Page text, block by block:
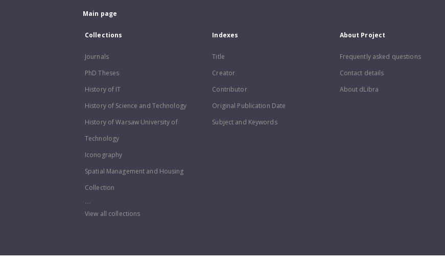
Main page
Collections
Journals
PhD Theses
History of IT
History of Science and Technology
History of Warsaw University of
Technology
Iconography
Spatial Management and Housing
Collection
...
View all collections
Indexes
Title
Creator
Contributor
Original Publication Date
Subject and Keywords
About Project
Frequently asked questions
Contact details
About dLibra